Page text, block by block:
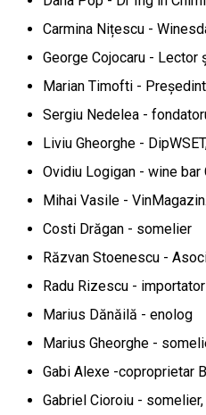
Carmina Nițescu -
George Cojocaru - Lector
Marian Timofti -
Sergiu Nedelea -
Liviu Gheorghe -
Ovidiu Logigan - wine bar
Mihai Vasile -
Costi Drăgan - somelier
Răzvan Stoenescu -
Radu Rizescu -
Marius Dănăilă - enolog
Marius Gheorghe -
Gabi Alexe -coproprietar
Gabriel Cioroiu - somelier,